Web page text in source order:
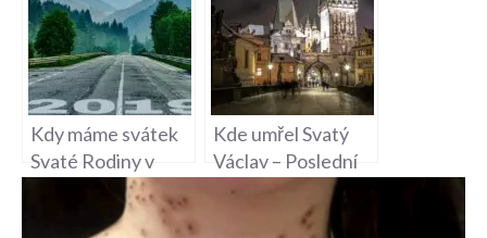
Kdy máme svátek
Svaté Rodiny v
Kde umřel Svatý
Václav – Poslední
okamžiky českého